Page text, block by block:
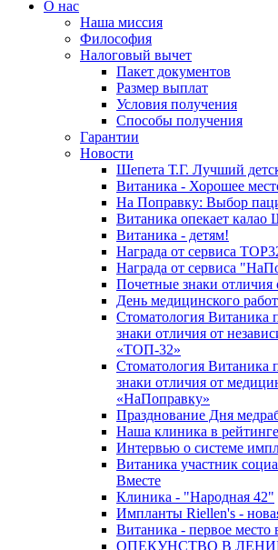
О нас
Наша миссия
Философия
Налоговый вычет
Пакет документов
Размер выплат
Условия получения
Способы получения
Гарантии
Новости
Шепета Т.Г. Лучший
Витаника - Хорошее
На Поправку: Выбор
Витаника опекает калао
Витаника - детям!
Награда от сервиса
Награда от сервиса
Почетные знаки отличия
День медицинского
Стоматология Витаника
знаки отличия от
«ТОП-32»
Стоматология Витаника
знаки отличия от
«НаПоправку»
Празднование Дня
Наша клиника в
Интервью о системе
Витаника участник
Вместе
Клиника - "Народная 42"
Импланты Riellen's -
Витаника - первое
ОПЕКУНСТВО В